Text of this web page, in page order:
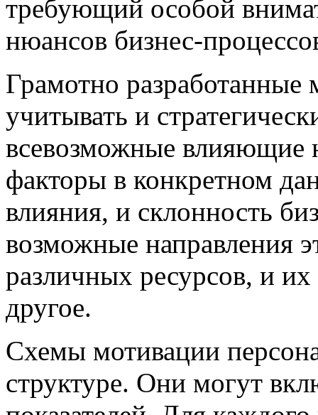
требующий особой
нюансов бизнес-
Грамотно разработанные
учитывать и
всевозможные влияющие
факторы в конкретном
влияния, и склонность
возможные направления
различных ресурсов, и
другое.
Схемы мотивации
структуре. Они могут